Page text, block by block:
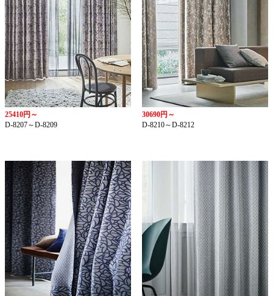
25410円～
D-8207～D-8209
30690円～
D-8210～D-8212